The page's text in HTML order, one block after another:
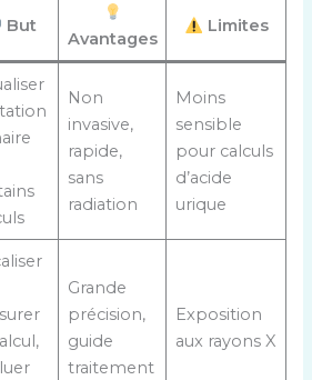
But
Avantages
Limites
Non
invasive,
rapide,
sans
radiation
Moins
sensible
pour calculs
d’acide
urique
Grande
précision,
guide
traitement
Exposition
aux rayons X